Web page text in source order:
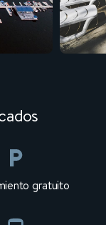
gratuito